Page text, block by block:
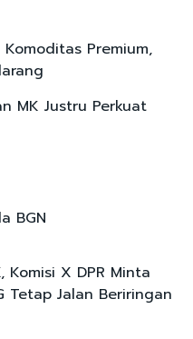
Komoditas Premium,
MK Justru Perkuat
BGN
Komisi X DPR Minta
Tetap Jalan Beriringan